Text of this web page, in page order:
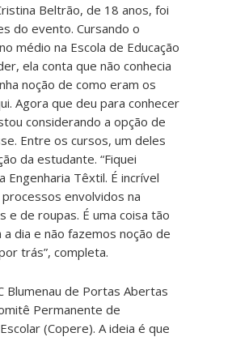
Beltrão, de 18 anos, foi
do evento. Cursando o
médio na Escola de Educação
ela conta que não conhecia
noção de como eram os
Agora que deu para conhecer
considerando a opção de
Entre os cursos, um deles
da estudante. “Fiquei
Engenharia Têxtil. É incrível
envolvidos na
e de roupas. É uma coisa tão
dia e não fazemos noção de
trás”, completa.
Blumenau de Portas Abertas
Permanente de
(Copere). A ideia é que